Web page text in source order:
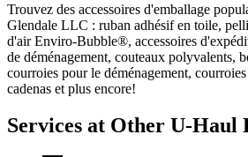
Trouvez des accessoires d'emballage
Glendale LLC : ruban adhésif en toile,
d'air Enviro-Bubble®, accessoires
de déménagement, couteaux polyvalents,
courroies pour le déménagement,
cadenas et plus encore!
Services at Other U-Haul